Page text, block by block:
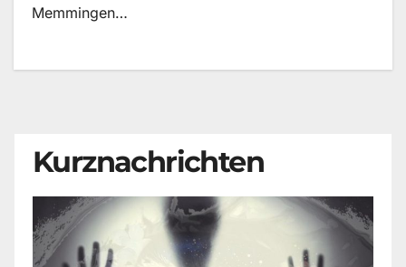
Memmingen…
Kurznachrichten